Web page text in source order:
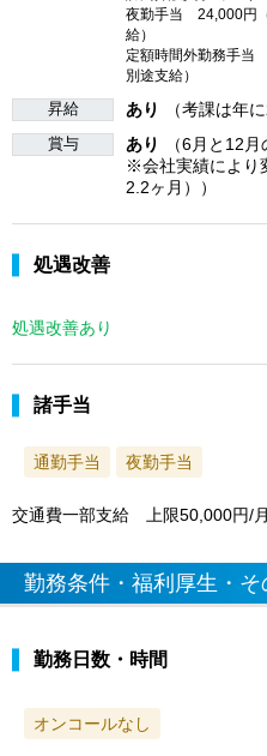
夜勤手当 24,000円
給）
定額時間外勤務手当
別途支給）
昇給 あり （考課は年に
賞与 あり
（6月と12
※会社実績により
2.2ヶ月））
処遇改善
処遇改善あり
諸手当
通勤手当 夜勤手当
交通費一部支給 上限50,000円/月
勤務条件・福利厚生・そ
勤務日数・時間
オンコールなし